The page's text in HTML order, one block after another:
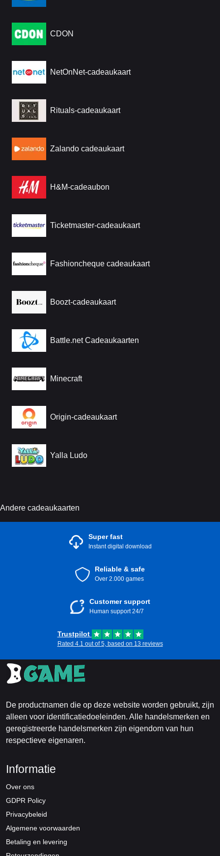
CDON
NetOnNet-cadeaukaart
Rituals-cadeaukaart
Zalando cadeaukaart
H&M-cadeaubon
Ticketmaster-cadeaukaart
Fashioncheque cadeaukaart
Boozt-cadeaukaart
Battle.net Cadeaukaarten
Minecraft
Origin-cadeaukaart
Yalla Ludo
Andere cadeaukaarten
Super fast
Instant digital download
Reliable & safe
Over 2.000 games
Customer support
Human support 24/7
Trustpilot
Rated 4.1 out of 5, based on 13 reviews
De productnamen die op deze website worden gebruikt, zijn
alleen voor identificatiedoeleinden. Alle handelsmerken en
geregistreerde handelsmerken zijn eigendom van hun
respectieve eigenaren.
Informatie
Over ons
GDPR Policy
Privacybeleid
Algemene voorwaarden
Betaling en levering